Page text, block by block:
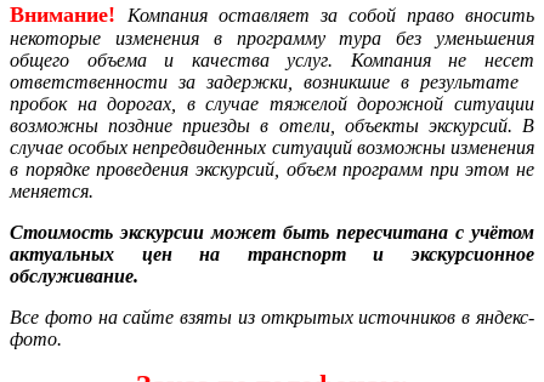
Внимание! Компания оставляет за собой право вносить
некоторые изменения в программу тура без уменьшения
общего объема и качества услуг. Компания не несет
ответственности за задержки, возникшие в результате
пробок на дорогах, в случае тяжелой дорожной ситуации
возможны поздние приезды в отели, объекты экскурсий. В
случае особых непредвиденных ситуаций возможны изменения
в порядке проведения экскурсий, объем программ при этом не
меняется.
Стоимость экскурсии может быть пересчитана с учётом
актуальных цен на транспорт и экскурсионное
обслуживание.
Все фото на сайте взяты из открытых источников в яндекс-
фото.